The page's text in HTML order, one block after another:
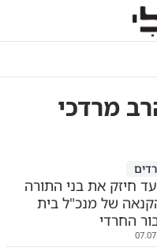
מרדכי
חיזק את בני התורה
של מנכ"ל בית
החרדי